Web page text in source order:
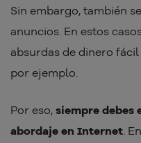
Sin embargo, también
anuncios. En estos
absurdas de dinero
por ejemplo.
Por eso, siempre debes
abordaje en Internet .